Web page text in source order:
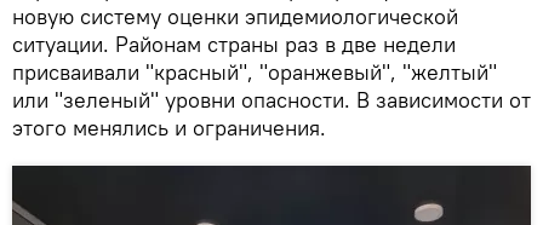
новую систему оценки эпидемиологической
ситуации. Районам страны раз в две недели
присваивали "красный", "оранжевый", "желтый"
или "зеленый" уровни опасности. В зависимости от
этого менялись и ограничения.